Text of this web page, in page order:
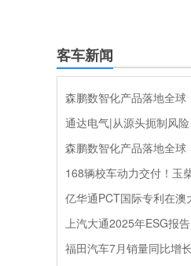
客车新闻
上汽大通2025年ESG报告